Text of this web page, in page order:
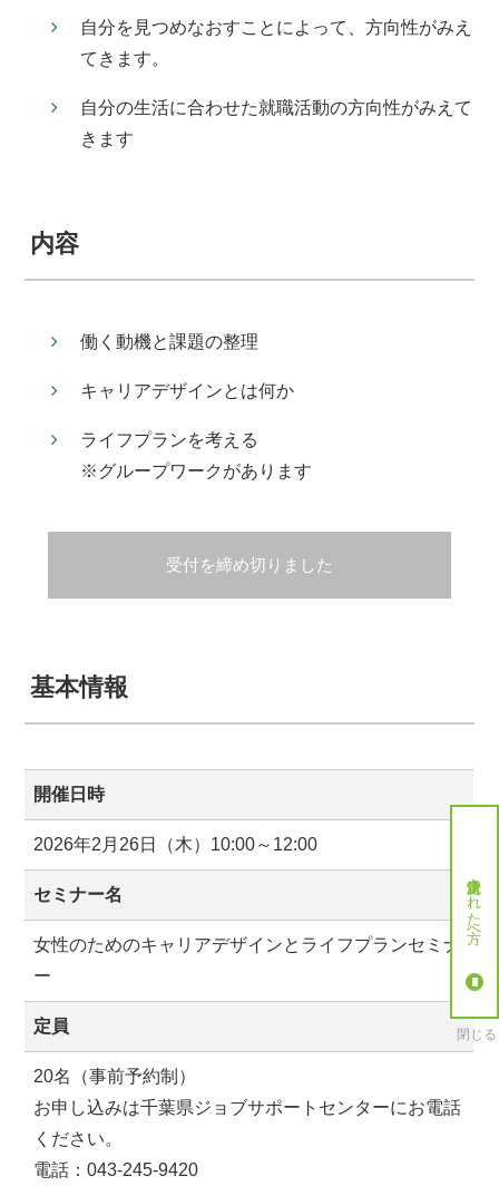
自分を見つめなおすことによって、方向性がみえ
てきます。
自分の生活に合わせた就職活動の方向性がみえて
きます
内容
働く動機と課題の整理
キャリアデザインとは何か
ライフプランを考える
※グループワークがあります
受付を締め切りました
基本情報
開催日時
2026年2月26日（木）10:00～12:00
セミナー名
女性のためのキャリアデザインとライフプランセミナ
ー
定員
20名（事前予約制）
お申し込みは千葉県ジョブサポートセンターにお電話
ください。
電話：043-245-9420
就労決定された方へ
閉じる